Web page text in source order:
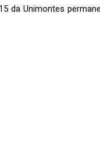
da Unimontes